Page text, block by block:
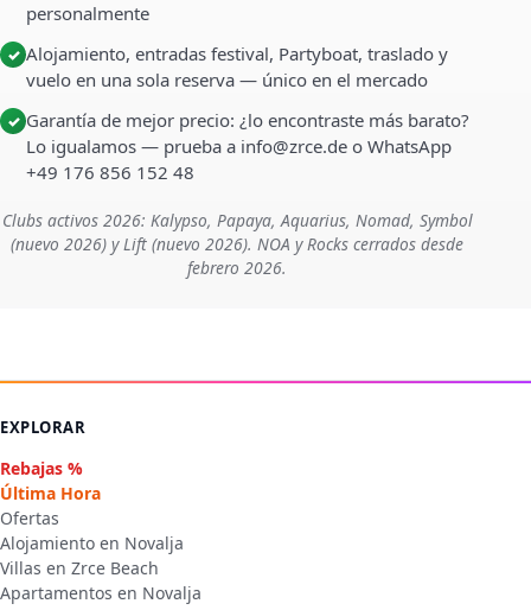
personalmente
✓ Alojamiento, entradas festival, Partyboat, traslado y
vuelo en una sola reserva — único en el mercado
✓ Garantía de mejor precio: ¿lo encontraste más barato?
Lo igualamos — prueba a info@zrce.de o WhatsApp
+49 176 856 152 48
Clubs activos 2026: Kalypso, Papaya, Aquarius, Nomad, Symbol
(nuevo 2026) y Lift (nuevo 2026). NOA y Rocks cerrados desde
febrero 2026.
EXPLORAR
Rebajas %
Última Hora
Ofertas
Alojamiento en Novalja
Villas en Zrce Beach
Apartamentos en Novalja